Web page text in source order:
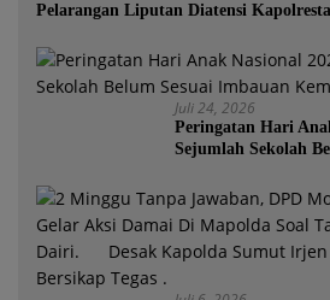
Pelarangan Liputan Diatensi
Juli 24, 2026
Peringatan Hari
Sejumlah Sekolah